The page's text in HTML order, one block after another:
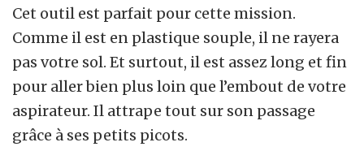
Cet outil est parfait pour cette mission.
Comme il est en plastique souple, il ne rayera
pas votre sol. Et surtout, il est assez long et fin
pour aller bien plus loin que l’embout de votre
aspirateur. Il attrape tout sur son passage
grâce à ses petits picots.